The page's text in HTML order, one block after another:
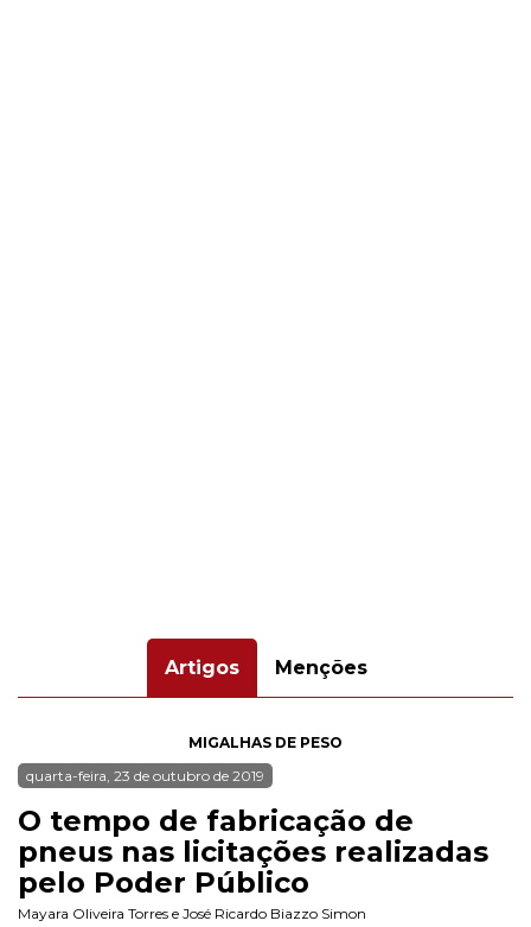
Artigos Menções
MIGALHAS DE PESO
quarta-feira, 23 de outubro de 2019
O tempo de fabricação de
pneus nas licitações realizadas
pelo Poder Público
Mayara Oliveira Torres e José Ricardo Biazzo Simon